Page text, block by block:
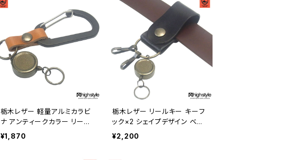
栃木レザー 軽量アルミカラビ
ナ アンティークカラー リール
キー キーホルダー hs-yam-7
55a
¥1,870
栃木レザー リールキー キーフ
ック×2 シェイプデザイン ベル
トループキーホルダー アンテ
ィークカラー hs-kit-1422a
¥2,200